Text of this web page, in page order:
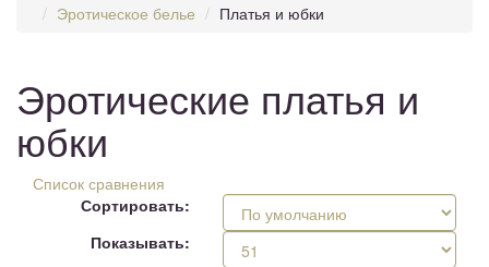
Эротическое белье Платья и юбки
Эротические платья и
юбки
Список сравнения
Сортировать:
Показывать: